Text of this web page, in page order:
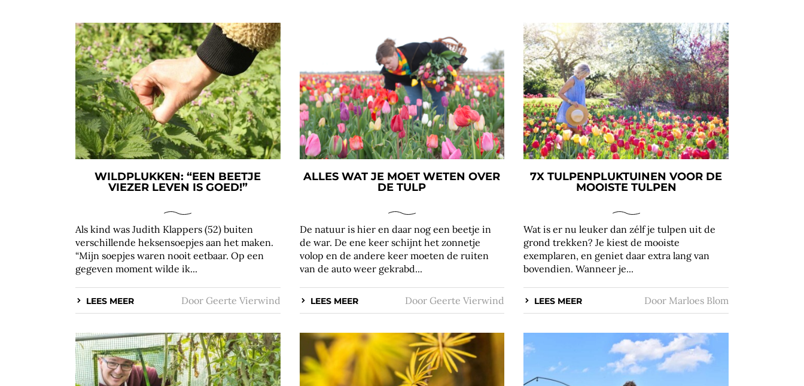
WILDPLUKKEN: “EEN BEETJE
VIEZER LEVEN IS GOED!”
Als kind was Judith Klappers (52) buiten
verschillende heksensoepjes aan het maken.
“Mijn soepjes waren nooit eetbaar. Op een
gegeven moment wilde ik...
LEES MEER Door Geerte Vierwind
ALLES WAT JE MOET WETEN OVER
DE TULP
De natuur is hier en daar nog een beetje in
de war. De ene keer schijnt het zonnetje
volop en de andere keer moeten de ruiten
van de auto weer gekrabd...
LEES MEER Door Geerte Vierwind
7X TULPENPLUKTUINEN VOOR DE
MOOISTE TULPEN
Wat is er nu leuker dan zélf je tulpen uit de
grond trekken? Je kiest de mooiste
exemplaren, en geniet daar extra lang van
bovendien. Wanneer je...
LEES MEER Door Marloes Blom